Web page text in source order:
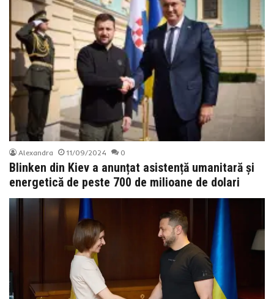
Alexandra 11/09/2024 0
Blinken din Kiev a anunțat asistență umanitară și
energetică de peste 700 de milioane de dolari